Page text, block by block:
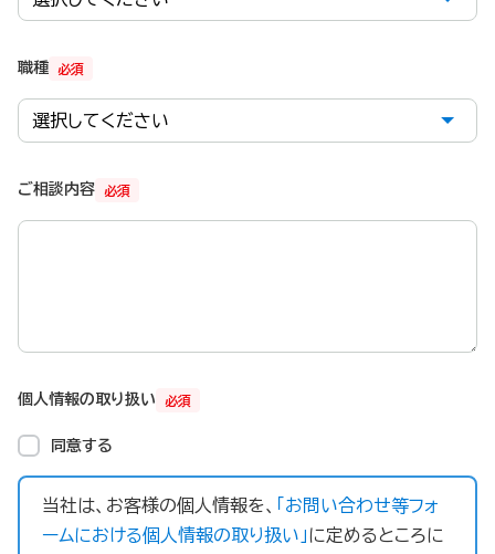
必須
職種
必須
ご相談内容
必須
個人情報の取り扱い
同意する
当社は、お客様の個人情報を、
「お問い合わせ等フォ
ームにおける個人情報の取り扱い」に定めるところに